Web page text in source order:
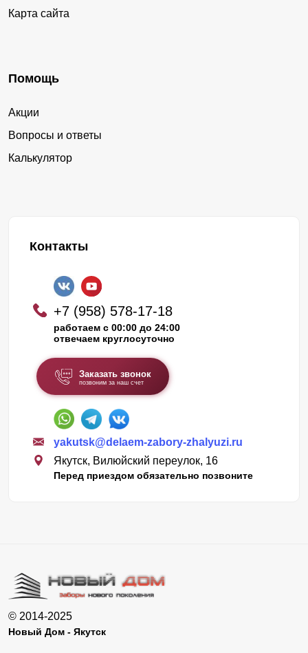
Карта сайта
Помощь
Акции
Вопросы и ответы
Калькулятор
Контакты
+7 (958) 578-17-18
работаем с 00:00 до 24:00
отвечаем круглосуточно
Заказать звонок
позвоним за наш счет
yakutsk@delaem-zabory-zhalyuzi.ru
Якутск, Вилюйский переулок, 16
Перед приездом обязательно позвоните
© 2014-2025
Новый Дом - Якутск